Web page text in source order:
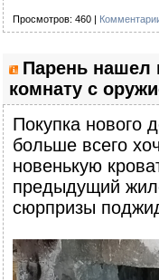
Просмотров: 460 |
Парень нашел
комнату с
Покупка нового
больше всего
новенькую
предыдущий
сюрпризы